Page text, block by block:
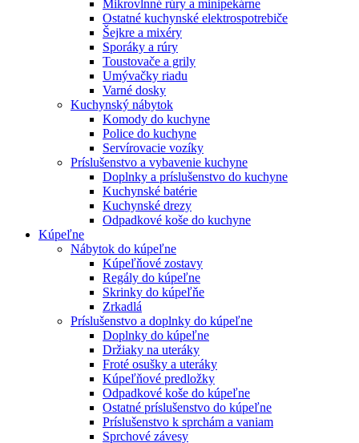
Mikrovlnné rúry a minipekárne
Ostatné kuchynské elektrospotrebiče
Šejkre a mixéry
Sporáky a rúry
Toustovače a grily
Umývačky riadu
Varné dosky
Kuchynský nábytok
Komody do kuchyne
Police do kuchyne
Servírovacie vozíky
Príslušenstvo a vybavenie kuchyne
Doplnky a príslušenstvo do kuchyne
Kuchynské batérie
Kuchynské drezy
Odpadkové koše do kuchyne
Kúpeľne
Nábytok do kúpeľne
Kúpeľňové zostavy
Regály do kúpeľne
Skrinky do kúpeľňe
Zrkadlá
Príslušenstvo a doplnky do kúpeľne
Doplnky do kúpeľne
Držiaky na uteráky
Froté osušky a uteráky
Kúpeľňové predložky
Odpadkové koše do kúpeľne
Ostatné príslušenstvo do kúpeľne
Príslušenstvo k sprchám a vaniam
Sprchové závesy